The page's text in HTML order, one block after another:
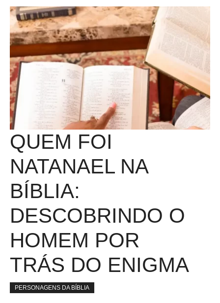
QUEM FOI
NATANAEL NA
BÍBLIA:
DESCOBRINDO O
HOMEM POR
TRÁS DO ENIGMA
PERSONAGENS DA BÍBLIA